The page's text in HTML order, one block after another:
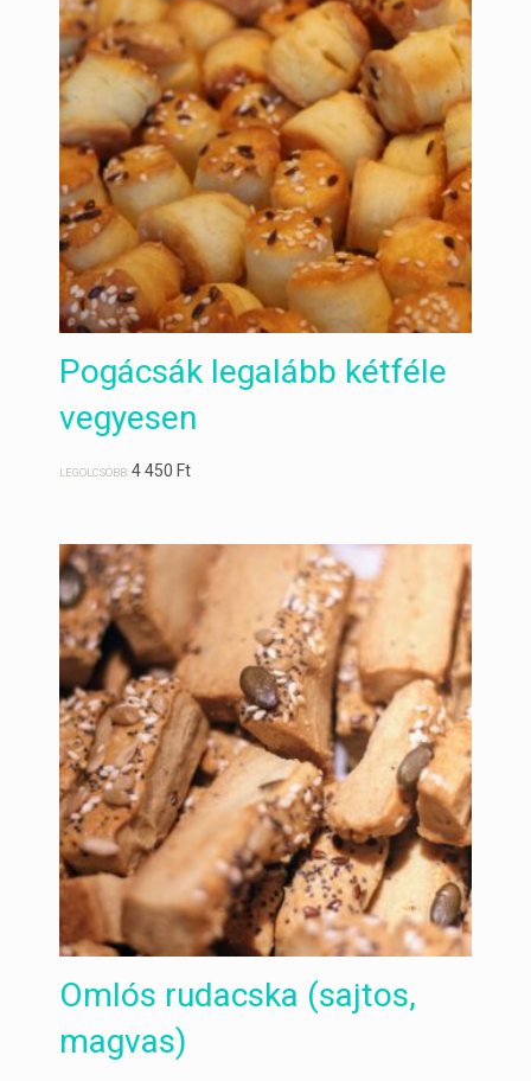
Pogácsák legalább kétféle
vegyesen
LEGOLCSÓBB:4 450Ft
Omlós rudacska (sajtos,
magvas)